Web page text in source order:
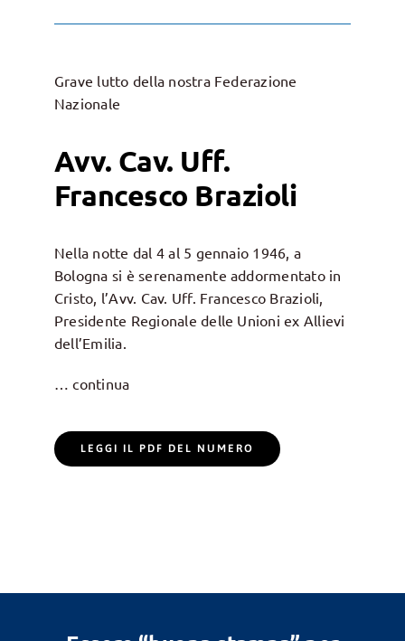
Grave lutto della nostra Federazione
Nazionale
Avv. Cav. Uff.
Francesco Brazioli
Nella notte dal 4 al 5 gennaio 1946, a
Bologna si è serenamente addormentato in
Cristo, l’Avv. Cav. Uff. Francesco Brazioli,
Presidente Regionale delle Unioni ex Allievi
dell’Emilia.
… continua
LEGGI IL PDF DEL NUMERO